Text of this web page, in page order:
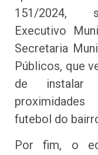
151/2024,
Executivo
Secretaria
Públicos, que
de instalar
futebol do
Por fim, o